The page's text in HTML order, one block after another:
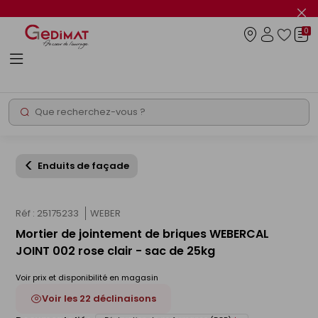
le
info
Rechercher
0
Enduits de façade
Réf : 25175233 WEBER
Mortier de jointement de briques WEBERCAL
JOINT 002 rose clair - sac de 25kg
Voir prix et disponibilité en magasin
Voir les 22 déclinaisons